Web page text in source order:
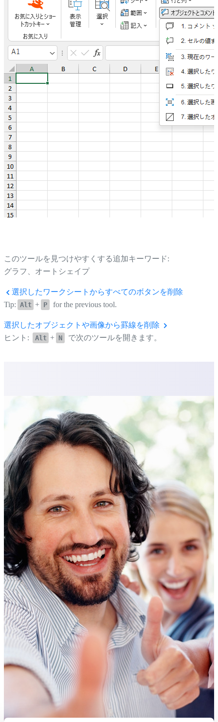
このツールを見つけやすくする追加キーワード:
グラフ、オートシェイプ
選択したワークシートからすべてのボタンを削除
Tip: Alt + P for the previous tool.
選択したオブジェクトや画像から罫線を削除
ヒント:
Alt + N で次のツールを開きます。